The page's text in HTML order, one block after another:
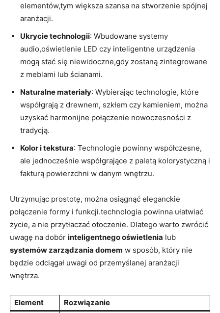
elementów,tym⁣ większa‍ szansa na ‌stworzenie ‌spójnej
⁣aranżacji.
Ukrycie technologii: Wbudowane systemy
audio,oświetlenie LED czy⁤ inteligentne ​urządzenia
mogą stać ⁢się niewidoczne,gdy zostaną zintegrowane
z meblami lub ścianami.
Naturalne materiały: Wybierając technologie, które
współgrają z drewnem, szkłem czy kamieniem, można
uzyskać harmonijne połączenie nowoczesności z
tradycją.
Kolor ⁣i tekstura: Technologie powinny współczesne,‌
ale jednocześnie współgrające z paletą kolorystyczną i
fakturą powierzchni⁢ w danym wnętrzu.
Utrzymując prostotę, można osiągnąć eleganckie
połączenie⁤ formy⁢ i funkcji.technologia powinna ułatwiać
życie, a nie przytłaczać otoczenie. Dlatego⁢ warto zwrócić
uwagę na dobór inteligentnego oświetlenia lub
systemów zarządzania ⁣domem w sposób, który nie
będzie odciągał⁢ uwagi od przemyślanej aranżacji
wnętrza.
Element Rozwiązanie